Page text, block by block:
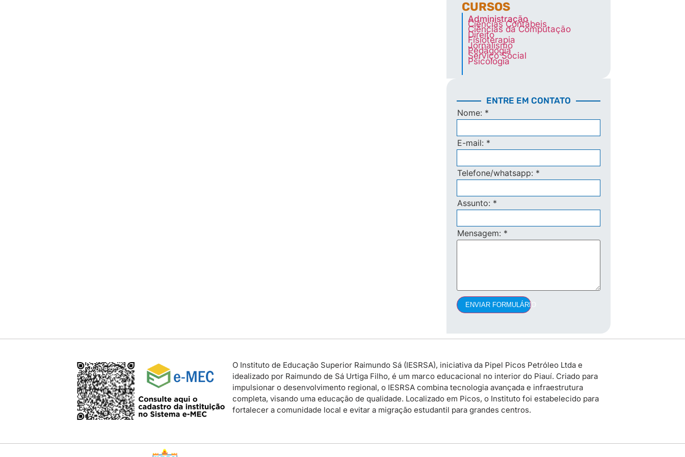
CURSOS
Administração
Ciências Contábeis
Ciências da Computação
Direito
Fisioterapia
Jornalismo
Pedagogia
Serviço Social
Psicologia
ENTRE EM CONTATO
Nome: *
E-mail: *
Telefone/whatsapp: *
Assunto: *
Mensagem: *
ENVIAR FORMULÁRIO
O Instituto de Educação Superior Raimundo Sá (IESRSA), iniciativa da Pipel Picos Petróleo Ltda e
idealizado por Raimundo de Sá Urtiga Filho, é um marco educacional no interior do Piauí. Criado para
impulsionar o desenvolvimento regional, o IESRSA combina tecnologia avançada e infraestrutura
completa, visando uma educação de qualidade. Localizado em Picos, o Instituto foi estabelecido para
fortalecer a comunidade local e evitar a migração estudantil para grandes centros.